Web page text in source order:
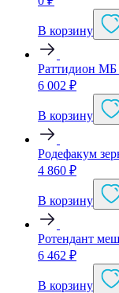
В корзину
Раттидион МБ
6 002 ₽
В корзину
Родефакум
4 860 ₽
В корзину
Ротендант
6 462 ₽
В корзину